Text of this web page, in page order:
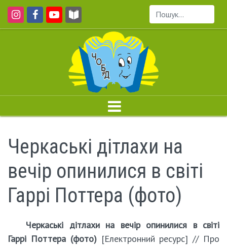
Пошук...
Черкаські дітлахи на
вечір опинилися в світі
Гаррі Поттера (фото)
Черкаські дітлахи на вечір опинилися в світі
Гаррі Поттера (фото)[Електронний ресурс] // Про